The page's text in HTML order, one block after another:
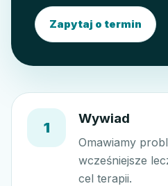
Zapytaj o termin
1
Wywiad
Omawiamy
wcześniejsze
cel terapii.